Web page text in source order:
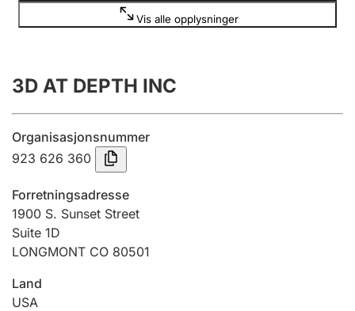
Innsending og forsinkelsesgebyr
Jeger
Betaling og jegeravgiftskort
Vis alle opplysninger
3D AT DEPTH INC
Organisasjonsnummer
923 626 360
Forretningsadresse
1900 S. Sunset Street
Suite 1D
LONGMONT CO 80501
Land
USA